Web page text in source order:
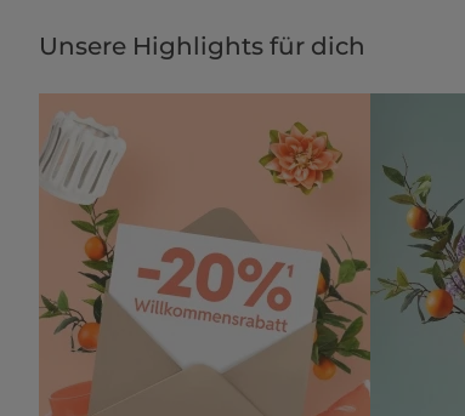
Unsere Highlights für dich